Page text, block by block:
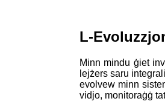
L-
Minn mindu ġiet
lejżers saru
evolvew minn
vidjo, monitoraġġ